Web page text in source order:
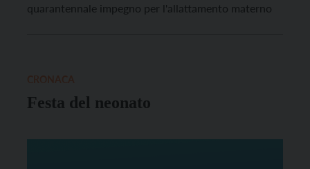
quarantennale impegno per l'allattamento materno
Festa del neonato